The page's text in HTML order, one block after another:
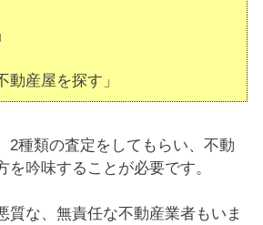
動産屋を探す」
2種類の査定をしてもらい、不動
を吟味することが必要です。
質な、無責任な不動産業者もいま